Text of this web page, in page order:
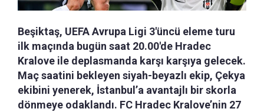
Beşiktaş, UEFA Avrupa Ligi 3'üncü eleme turu
ilk maçında bugün saat 20.00'de Hradec
Kralove ile deplasmanda karşı karşıya gelecek.
Maç saatini bekleyen siyah-beyazlı ekip, Çekya
ekibini yenerek, İstanbul’a avantajlı bir skorla
dönmeye odaklandı. FC Hradec Kralove’nin 27